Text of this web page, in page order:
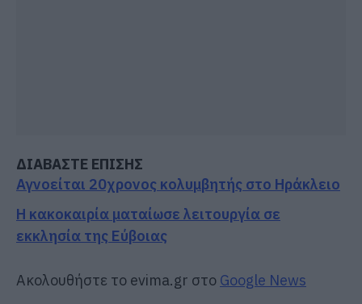
ΔΙΑΒΑΣΤΕ ΕΠΙΣΗΣ
Αγνοείται 20χρονος κολυμβητής στο Ηράκλειο
Η κακοκαιρία ματαίωσε λειτουργία σε
εκκλησία της Εύβοιας
Ακολουθήστε το evima.gr στο Google News